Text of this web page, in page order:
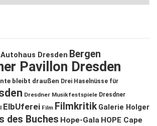
Autohaus Dresden Bergen
Pavillon Dresden
bleibt draußen Drei Haselnüsse für
Dresdner Musikfestspiele Dresdner
ElbUferei Film Filmkritik Galerie Holger
des Buches Hope-Gala HOPE Cape